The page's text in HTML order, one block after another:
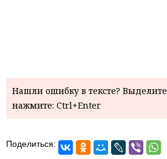
Нашли ошибку в тексте?
нажмите: Ctrl+Enter
Поделиться: